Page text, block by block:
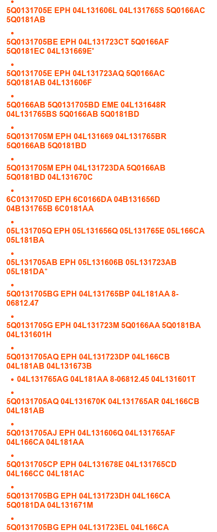
5Q0131705E EPH 04L131606L 04L131765S 5Q0166AC
5Q0181AB
5Q0131705BE EPH 04L131723CT 5Q0166AF
5Q0181EC 04L131669E'
5Q0131705E EPH 04L131723AQ 5Q0166AC
5Q0181AB 04L131606F
5Q0166AB 5Q0131705BD EME 04L131648R
04L131765BS 5Q0166AB 5Q0181BD
5Q0131705M EPH 04L131669 04L131765BR
5Q0166AB 5Q0181BD
5Q0131705M EPH 04L131723DA 5Q0166AB
5Q0181BD 04L131670C
6C0131705D EPH 6C0166DA 04B131656D
04B131765B 6C0181AA
05L131705Q EPH 05L131656Q 05L131765E 05L166CA
05L181BA
05L131705AB EPH 05L131606B 05L131723AB
05L181DA*
5Q0131705BG EPH 04L131765BP 04L181AA 8-
06812.47
5Q0131705G EPH 04L131723M 5Q0166AA 5Q0181BA
04L131601H
5Q0131705AQ EPH 04L131723DP 04L166CB
04L181AB 04L131673B
04L131765AG 04L181AA 8-06812.45 04L131601T
5Q0131705AQ 04L131670K 04L131765AR 04L166CB
04L181AB
5Q0131705AJ EPH 04L131606Q 04L131765AF
04L166CA 04L181AA
5Q0131705CP EPH 04L131678E 04L131765CD
04L166CC 04L181AC
5Q0131705BG EPH 04L131723DH 04L166CA
5Q0181DA 04L131671M
5Q0131705BG EPH 04L131723EL 04L166CA